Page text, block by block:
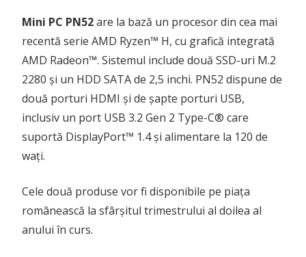
Mini PC PN52are la bază un procesor din cea mai
recentă serie AMD Ryzen™ H, cu grafică integrată
AMD Radeon™. Sistemul include două SSD-uri M.2
2280 și un HDD SATA de 2,5 inchi. PN52 dispune de
două porturi HDMI și de șapte porturi USB,
inclusiv un port USB 3.2 Gen 2 Type-C® care
suportă DisplayPort™ 1.4 și alimentare la 120 de
wați.
Cele două produse vor fi disponibile pe piața
românească la sfârșitul trimestrului al doilea al
anului în curs.